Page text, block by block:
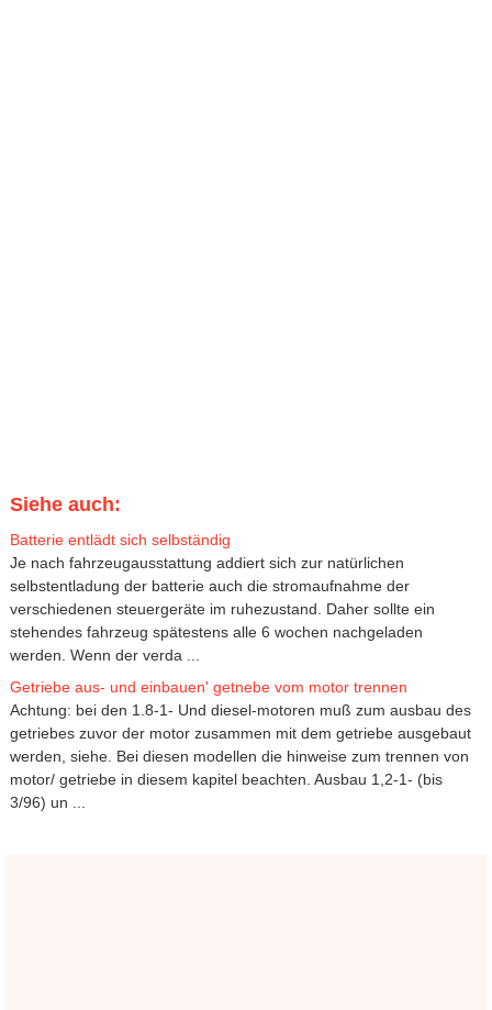
Siehe auch:
Batterie entlädt sich selbständig
Je nach fahrzeugausstattung addiert sich zur natürlichen
selbstentladung der batterie auch die stromaufnahme der
verschiedenen steuergeräte im ruhezustand. Daher sollte ein
stehendes fahrzeug spätestens alle 6 wochen nachgeladen
werden. Wenn der verda ...
Getriebe aus- und einbauen' getnebe vom motor trennen
Achtung: bei den 1.8-1- Und diesel-motoren muß zum ausbau des
getriebes zuvor der motor zusammen mit dem getriebe ausgebaut
werden, siehe. Bei diesen modellen die hinweise zum trennen von
motor/ getriebe in diesem kapitel beachten. Ausbau 1,2-1- (bis
3/96) un ...